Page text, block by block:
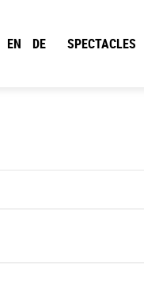
EN DE SPECTACLES